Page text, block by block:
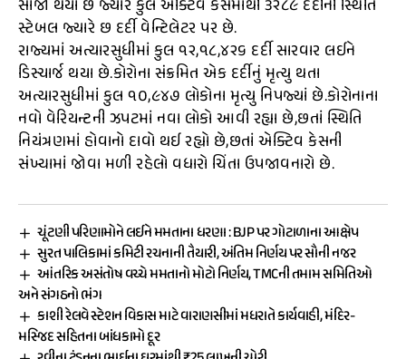
સાજા થયા છે જ્યારે કુલ એક્ટિવ કેસમાંથી ૩૨૮૯ દર્દીની સ્થિતિ
સ્ટેબલ જ્યારે છ દર્દી વેન્ટિલેટર પર છે.
રાજ્યમાં અત્યારસુધીમાં કુલ ૧૨,૧૮,૪૨૬ દર્દી સારવાર લઈને
ડિસ્ચાર્જ થયા છે.કોરોના સંક્રમિત એક દર્દીનું મૃત્યુ થતા
અત્યારસુધીમાં કુલ ૧૦,૯૪૭ લોકોના મૃત્યુ નિપજ્યાં છે.કોરોનાના
નવો વેરિયન્ટની ઝપટમાં નવા લોકો આવી રહ્યા છે,છતાં સ્થિતિ
નિયંત્રણમાં હોવાનો દાવો થઈ રહ્યો છે,છતાં એક્ટિવ કેસની
સંખ્યામાં જોવા મળી રહેલો વધારો ચિંતા ઉપજાવનારો છે.
ચૂંટણી પરિણામોને લઈને મમતાના ધરણા : BJP પર ગોટાળાના આક્ષેપ
સુરત પાલિકામાં કમિટી રચનાની તૈયારી, અંતિમ નિર્ણય પર સૌની નજર
આંતરિક અસંતોષ વચ્ચે મમતાનો મોટો નિર્ણય, TMCની તમામ સમિતિઓ
અને સંગઠનો ભંગ
કાશી રેલવે સ્ટેશન વિકાસ માટે વારાણસીમાં મધરાતે કાર્યવાહી, મંદિર-
મસ્જિદ સહિતના બાંધકામો દૂર